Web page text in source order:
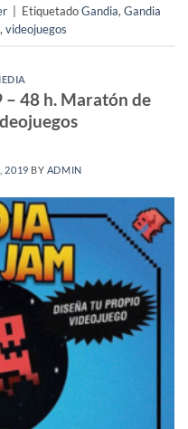
EtiquetadoGandia, Gandia
, videojuegos
– 48 h. Maratón de
2019 BY ADMIN